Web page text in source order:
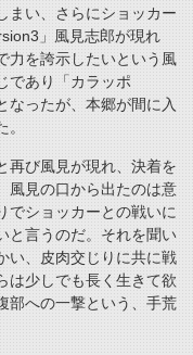
まい、さらにショッカー
」風見志郎が現れ
力を誇示したいという風
であり「カラッポ
ったが、本郷が間に入
再び風見が現れ、決着を
風見の口から出たのは意
でショッカーとの戦いに
と言うのだ。それを聞い
い、皮肉交じりに共に戦
は少しでも長く生きて欲
部への一撃という、手荒